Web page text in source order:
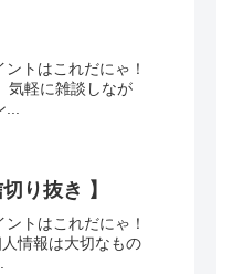
トはこれだにゃ！
気軽に雑談しなが
り抜き 】
トはこれだにゃ！
情報は大切なもの